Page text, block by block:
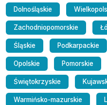
Dolnośląskie
Zachodniopomorskie
Śląskie Podkarpackie
Opolskie Pomorskie
Świętokrzyskie
Warmińsko-mazurskie